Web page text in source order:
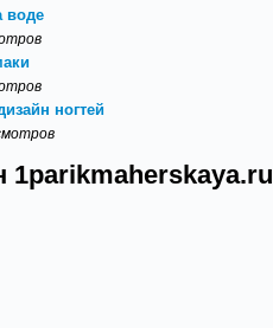
воде
ногтей
1parikmaherskaya.ru